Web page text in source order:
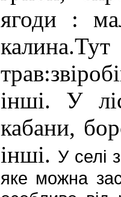
ягоди :
інші. У
кабани,
інші. У селі
яке можна